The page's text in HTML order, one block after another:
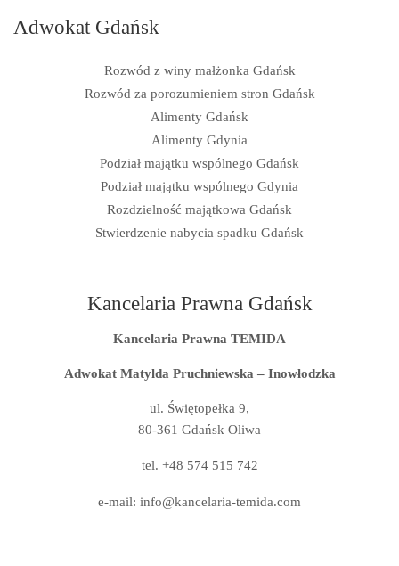
Adwokat Gdańsk
Rozwód z winy małżonka Gdańsk
Rozwód za porozumieniem stron Gdańsk
Alimenty Gdańsk
Alimenty Gdynia
Podział majątku wspólnego Gdańsk
Podział majątku wspólnego Gdynia
Rozdzielność majątkowa Gdańsk
Stwierdzenie nabycia spadku Gdańsk
Kancelaria Prawna Gdańsk
Kancelaria Prawna TEMIDA
Adwokat Matylda Pruchniewska – Inowłodzka
ul. Świętopełka 9,
80-361 Gdańsk Oliwa
tel. +48 574 515 742
e-mail: info@kancelaria-temida.com